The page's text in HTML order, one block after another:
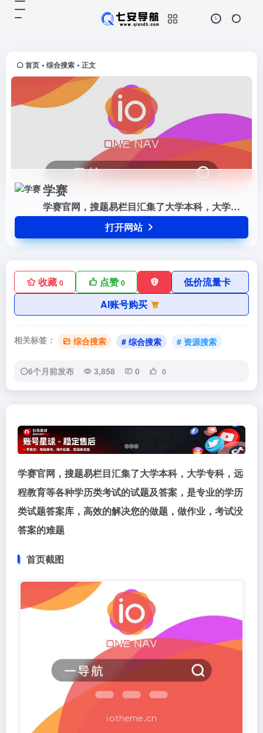
首页 • 综合搜索 • 正文
学赛
学赛官网，搜题易栏目汇集了大学本科，大学专科，远程教育等各种学历类考试的试题及答案，是专业的学历类试题答案库，高效的解决您的做题，做作业，考试没答案的难题
打开网站
收藏 0 点赞0
低价流量卡
AI账号购买
相关标签： 综合搜索 # 综合搜索 # 资源搜索
6个月前发布 3,858 0 0
类考试的试题及答案，是专业的学历
类试题答案库，高效的解决您的做
题，做作业，考试没答案的难题
学赛官网，搜题易栏目汇集了大学本科，大学专科，远
程教育等各种学历类考试的试题及答案，是专业的学历
类试题答案库，高效的解决您的做题，做作业，考试没
答案的难题
首页截图